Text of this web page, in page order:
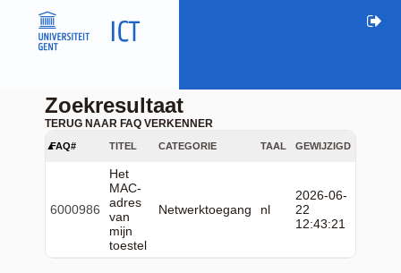
Zoekresultaat
TERUG NAAR FAQ VERKENNER
FAQ# TITEL CATEGORIE TAAL GEWIJZIGD
6000986
Het
MAC-
adres
van
mijn
toestel
Netwerktoegang nl
2026-06-
22
12:43:21